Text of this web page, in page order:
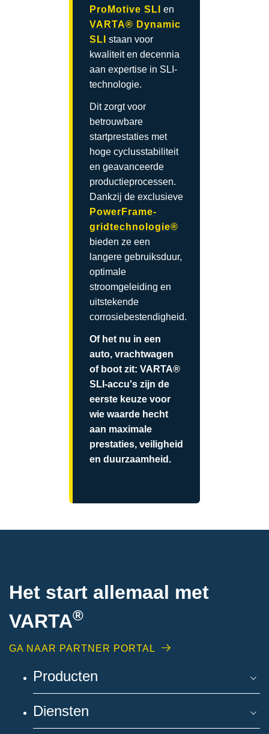
ProMotive SLI en
VARTA® Dynamic
SLI staan voor
kwaliteit en decennia
aan expertise in SLI-
technologie.
Dit zorgt voor
betrouwbare
startprestaties met
hoge cyclusstabiliteit
en geavanceerde
productieprocessen.
Dankzij de exclusieve
PowerFrame-
gridtechnologie®
bieden ze een
langere gebruiksduur,
optimale
stroomgeleiding en
uitstekende
corrosiebestendigheid.
Of het nu in een
auto, vrachtwagen
of boot zit: VARTA®
SLI-accu's zijn de
eerste keuze voor
wie waarde hecht
aan maximale
prestaties, veiligheid
en duurzaamheid.
Het start allemaal met
VARTA®
GA NAAR PARTNER PORTAL
Producten
Diensten